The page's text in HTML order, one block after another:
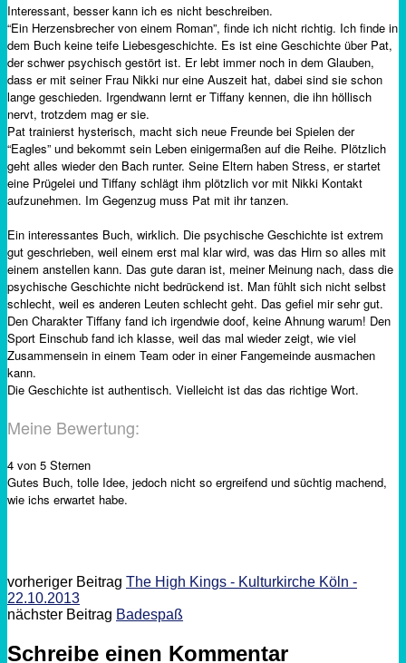
Interessant, besser kann ich es nicht beschreiben.
“Ein Herzensbrecher von einem Roman”, finde ich nicht richtig. Ich finde in
dem Buch keine teife Liebesgeschichte. Es ist eine Geschichte über Pat,
der schwer psychisch gestört ist. Er lebt immer noch in dem Glauben,
dass er mit seiner Frau Nikki nur eine Auszeit hat, dabei sind sie schon
lange geschieden. Irgendwann lernt er Tiffany kennen, die ihn höllisch
nervt, trotzdem mag er sie.
Pat trainierst hysterisch, macht sich neue Freunde bei Spielen der
“Eagles” und bekommt sein Leben einigermaßen auf die Reihe. Plötzlich
geht alles wieder den Bach runter. Seine Eltern haben Stress, er startet
eine Prügelei und Tiffany schlägt ihm plötzlich vor mit Nikki Kontakt
aufzunehmen. Im Gegenzug muss Pat mit ihr tanzen.
Ein interessantes Buch, wirklich. Die psychische Geschichte ist extrem
gut geschrieben, weil einem erst mal klar wird, was das Hirn so alles mit
einem anstellen kann. Das gute daran ist, meiner Meinung nach, dass die
psychische Geschichte nicht bedrückend ist. Man fühlt sich nicht selbst
schlecht, weil es anderen Leuten schlecht geht. Das gefiel mir sehr gut.
Den Charakter Tiffany fand ich irgendwie doof, keine Ahnung warum! Den
Sport Einschub fand ich klasse, weil das mal wieder zeigt, wie viel
Zusammensein in einem Team oder in einer Fangemeinde ausmachen
kann.
Die Geschichte ist authentisch. Vielleicht ist das das richtige Wort.
Meine Bewertung:
4 von 5 Sternen
Gutes Buch, tolle Idee, jedoch nicht so ergreifend und süchtig machend,
wie ichs erwartet habe.
vorheriger Beitrag The High Kings - Kulturkirche Köln -
22.10.2013
nächster Beitrag Badespaß
Schreibe einen Kommentar